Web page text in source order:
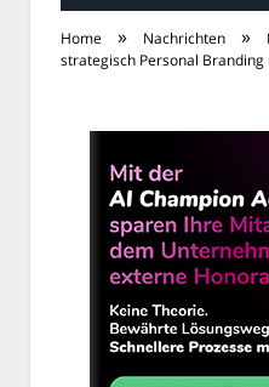
Home » Nachrichten »
strategisch Personal